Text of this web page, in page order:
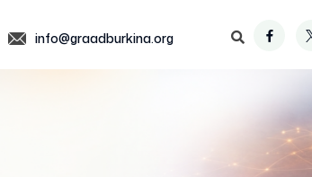
info@graadburkina.org